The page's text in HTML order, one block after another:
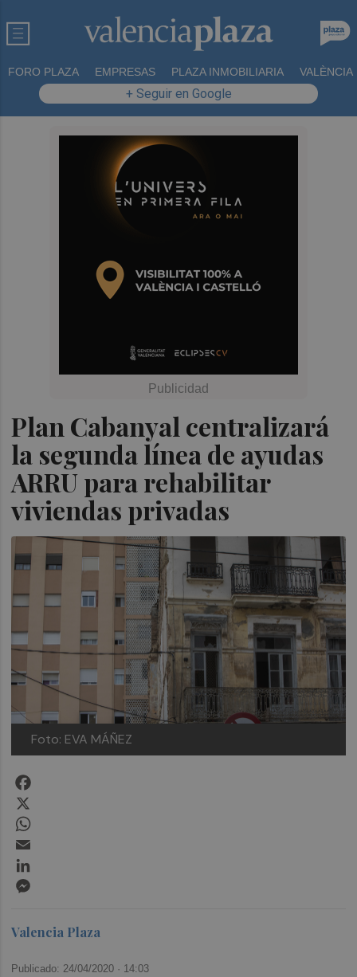
FORO PLAZA EMPRESAS PLAZA INMOBILIARIA VALÈNCIA
+ Seguir en Google
Plan Cabanyal centralizará
la segunda línea de ayudas
ARRU para rehabilitar
viviendas privadas
Foto: EVA MÁÑEZ
Valencia Plaza
Publicado: 24/04/2020 · 14:03